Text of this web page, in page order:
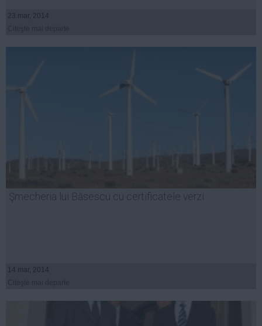
23 mar, 2014
Şmecheria lui Băsescu cu certificatele verzi
14 mar, 2014